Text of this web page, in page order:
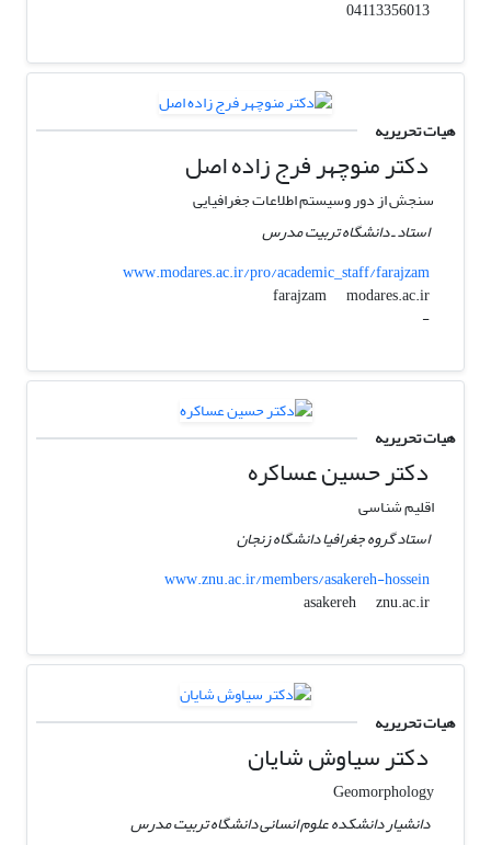
04113356013
هیات تحریریه
دکتر منوچهر فرج زاده اصل
سنجش از دور وسیستم اطلاعات جغرافیایی
استاد ـ دانشگاه تربیت مدرس
www.modares.ac.ir/pro/academic_staff/farajzam
farajzam
modares.ac.ir
-
هیات تحریریه
دکتر حسین عساکره
اقلیم شناسی
استاد گروه جغرافیا دانشگاه زنجان
www.znu.ac.ir/members/asakereh-hossein
asakereh
znu.ac.ir
هیات تحریریه
دکتر سیاوش شایان
Geomorphology
دانشیار دانشکده علوم انسانی دانشگاه تربیت مدرس